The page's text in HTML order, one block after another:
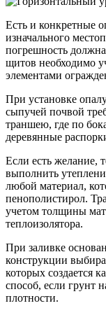
Есть и конкретные
изначального
погрешность
щитов необходимо
элементами
При установке
сыпучей почвой
траншею, где по
деревянные
Если есть желание,
выполнить
любой материал,
пенополистирол.
учетом толщины
теплоизолятора.
При заливке
конструкции
которых создается
способ, если грунт
плотности.